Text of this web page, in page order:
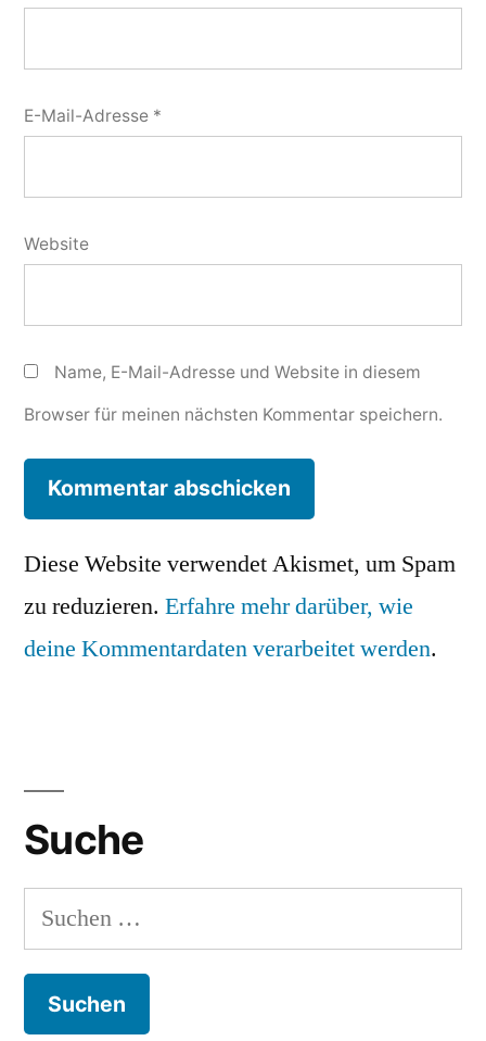
E-Mail-Adresse *
Website
Name, E-Mail-Adresse und Website in diesem
Browser für meinen nächsten Kommentar speichern.
Diese Website verwendet Akismet, um Spam
zu reduzieren. Erfahre mehr darüber, wie
deine Kommentardaten verarbeitet werden.
Suche
Suchen
nach: